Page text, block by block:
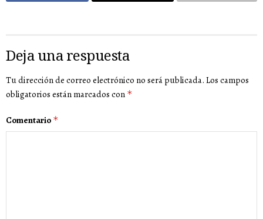
Deja una respuesta
Tu dirección de correo electrónico no será publicada. Los campos
obligatorios están marcados con *
Comentario *